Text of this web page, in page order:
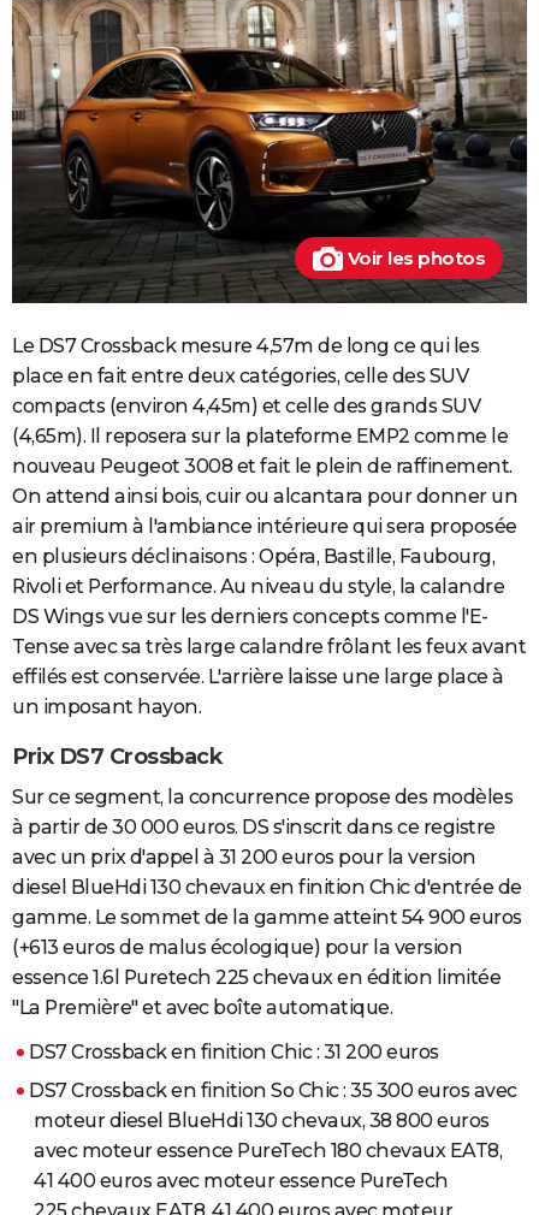
Voir les photos
Le DS7 Crossback mesure 4,57m de long ce qui les
place en fait entre deux catégories, celle des SUV
compacts (environ 4,45m) et celle des grands SUV
(4,65m). Il reposera sur la plateforme EMP2 comme le
nouveau Peugeot 3008 et fait le plein de raffinement.
On attend ainsi bois, cuir ou alcantara pour donner un
air premium à l'ambiance intérieure qui sera proposée
en plusieurs déclinaisons : Opéra, Bastille, Faubourg,
Rivoli et Performance. Au niveau du style, la calandre
DS Wings vue sur les derniers concepts comme l'E-
Tense avec sa très large calandre frôlant les feux avant
effilés est conservée. L'arrière laisse une large place à
un imposant hayon.
Prix DS7 Crossback
Sur ce segment, la concurrence propose des modèles
à partir de 30 000 euros. DS s'inscrit dans ce registre
avec un prix d'appel à 31 200 euros pour la version
diesel BlueHdi 130 chevaux en finition Chic d'entrée de
gamme. Le sommet de la gamme atteint 54 900 euros
(+613 euros de malus écologique) pour la version
essence 1.6l Puretech 225 chevaux en édition limitée
"La Première" et avec boîte automatique.
DS7 Crossback en finition Chic : 31 200 euros
DS7 Crossback en finition So Chic : 35 300 euros avec
moteur diesel BlueHdi 130 chevaux, 38 800 euros
avec moteur essence PureTech 180 chevaux EAT8,
41 400 euros avec moteur essence PureTech